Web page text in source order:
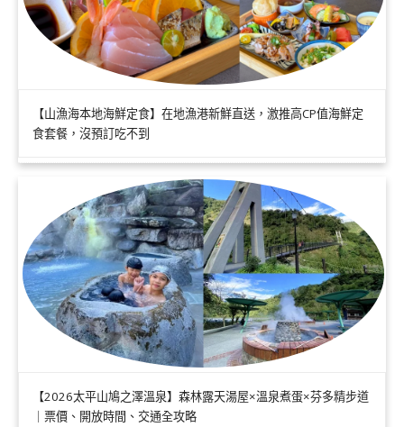
【山漁海本地海鮮定食】在地漁港新鮮直送，激推高CP值海鮮定
食套餐，沒預訂吃不到
【2026太平山鳩之澤溫泉】森林露天湯屋×溫泉煮蛋×芬多精步道
｜票價、開放時間、交通全攻略